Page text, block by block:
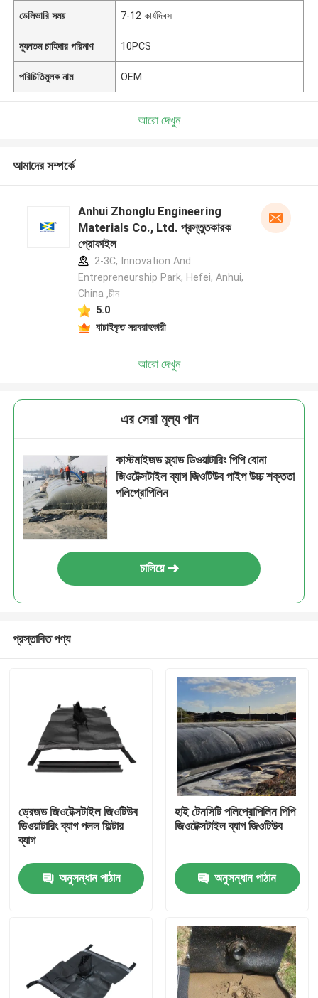
ভিডিও
ডেলিভারি সময় 7-12 কার্যদিবস
ন্যূনতম চাহিদার পরিমাণ 10PCS
পরিচিতিমুলক নাম OEM
আরো দেখুন
আমাদের সম্পর্কে
Anhui Zhonglu Engineering
Materials Co., Ltd. প্রস্তুতকারক
প্রোফাইল
2-3C, Innovation And
Entrepreneurship Park, Hefei, Anhui,
China ,চীন
5.0
যাচাইকৃত সরবরাহকারী
আরো দেখুন
এর সেরা মূল্য পান
কাস্টমাইজড স্ল্যাড ডিওয়াটারিং পিপি বোনা
জিওটেক্সটাইল ব্যাগ জিওটিউব পাইপ উচ্চ শক্ততা
পলিপ্রোপিলিন
চালিয়ে
প্রস্তাবিত পণ্য
ড্রেজড জিওটেক্সটাইল জিওটিউব
ডিওয়াটারিং ব্যাগ পলল ফিল্টার
ব্যাগ
অনুসন্ধান পাঠান
হাই টেনসিটি পলিপ্রোপিলিন পিপি
জিওটেক্সটাইল ব্যাগ জিওটিউব
অনুসন্ধান পাঠান